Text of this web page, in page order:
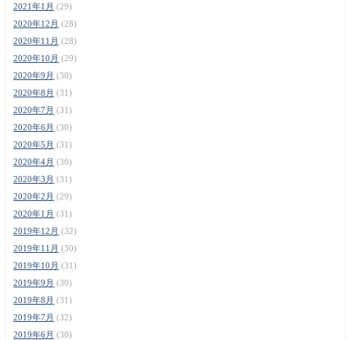
2021年1月 (29)
2020年12月 (28)
2020年11月 (28)
2020年10月 (29)
2020年9月 (30)
2020年8月 (31)
2020年7月 (31)
2020年6月 (30)
2020年5月 (31)
2020年4月 (30)
2020年3月 (31)
2020年2月 (29)
2020年1月 (31)
2019年12月 (32)
2019年11月 (30)
2019年10月 (31)
2019年9月 (30)
2019年8月 (31)
2019年7月 (32)
2019年6月 (30)